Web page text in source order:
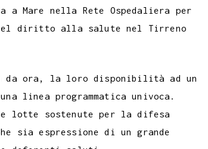
Mare nella Rete Ospedaliera per
diritto alla salute nel Tirreno
ora, la loro disponibilità ad un
linea programmatica univoca.
lotte sostenute per la difesa
sia espressione di un grande